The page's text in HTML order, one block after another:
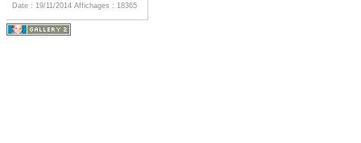
Date : 19/11/2014 Affichages : 18365